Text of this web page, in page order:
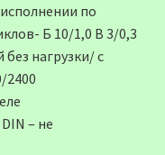
по
Б 10/1,0 В 3/0,3
нагрузки/ с
2400
– не